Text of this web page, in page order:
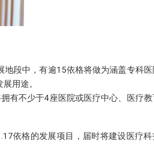
地段中，有逾15依格将做为涵盖专科
用途。
有不少于4座医院或医疗中心、医疗
依格的发展项目，届时将建设医疗